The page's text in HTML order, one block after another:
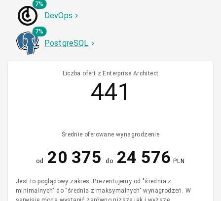
7%
DevOps
7%
PostgreSQL
Liczba ofert z Enterprise Architect
441
Średnie oferowane wynagrodzenie
od 20 375 do 24 576 PLN
Jest to poglądowy zakres. Prezentujemy od "średnia z
minimalnych" do "średnia z maksymalnych" wynagrodzeń. W